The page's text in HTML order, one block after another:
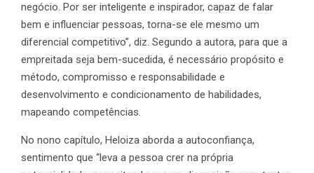
negócio. Por ser inteligente e inspirador, capaz de falar
bem e influenciar pessoas, torna-se ele mesmo um
diferencial competitivo”, diz. Segundo a autora, para que a
empreitada seja bem-sucedida, é necessário propósito e
método, compromisso e responsabilidade e
desenvolvimento e condicionamento de habilidades,
mapeando competências.
No nono capítulo, Heloiza aborda a autoconfiança,
sentimento que “leva a pessoa crer na própria